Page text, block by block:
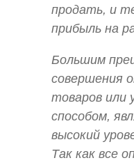
продать, и
прибыль на
Большим
совершения
товаров или
способом,
высокий
Так как все